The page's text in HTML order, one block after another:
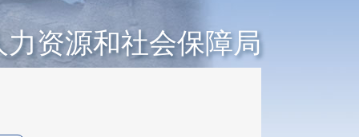
力资源和社会保障局